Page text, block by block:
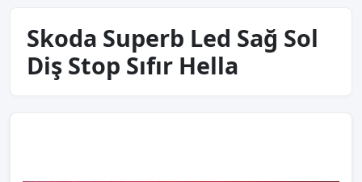
Skoda Superb Led Sağ Sol
Diş Stop Sıfır Hella